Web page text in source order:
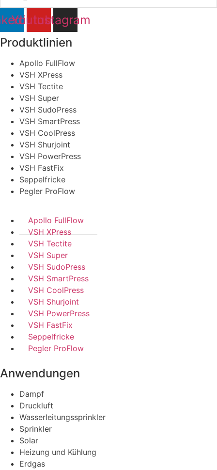
Youtube
Instagram
Produktlinien
Apollo FullFlow
VSH XPress
VSH Tectite
VSH Super
VSH SudoPress
VSH SmartPress
VSH CoolPress
VSH Shurjoint
VSH PowerPress
VSH FastFix
Seppelfricke
Pegler ProFlow
Apollo FullFlow
VSH XPress
VSH Tectite
VSH Super
VSH SudoPress
VSH SmartPress
VSH CoolPress
VSH Shurjoint
VSH PowerPress
VSH FastFix
Seppelfricke
Pegler ProFlow
Anwendungen
Dampf
Druckluft
Wasserleitungssprinkler
Sprinkler
Solar
Heizung und Kühlung
Erdgas